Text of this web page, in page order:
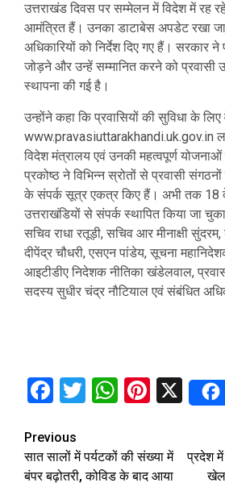
उत्तराखंड दिवस पर सम्मेलन में विदेश में रह
आमंत्रित हैं। उनका डाटाबेस अपडेट रखा
अधिकारियों को निर्देश दिए गए हैं। सरकार ने
जोड़ने और उन्हें सम्मानित करने को प्रवासी
स्थापना की गई है।
उन्होंने कहा कि प्रवासियों की सुविधा के
www.pravasiuttarakhandi.uk.gov.in
विदेश मंत्रालय एवं उनकी महत्वपूर्ण
प्रकोष्ठ ने विभिन्न स्रोतों से प्रवासी संगठनों
के संपर्क सूत्र एकत्र किए हैं। अभी तक 18
उत्तराखंडियों से संपर्क स्थापित किया जा
सचिव राधा रतूड़ी, सचिव आर मीनाक्षी सुंदरम,
दीपेंद्र चौधरी, एसएन पांडेय, सूचना
आइटीडीए निदेशक नीतिका खंडेलवाल,
सदस्य सुधीर चंद्र नौटियाल एवं संबंधित
Facebook
Twitter X
Continue
Reading
Previous
सात सालों में पर्यटकों की संख्या में
बंपर बढ़ोतरी, कोविड के बाद आया
प्रदेश
खेल